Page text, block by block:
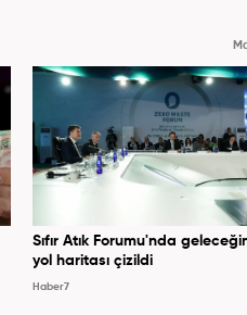
Sıfır Atık Forumu'nda
yol haritası çizildi
Haber7